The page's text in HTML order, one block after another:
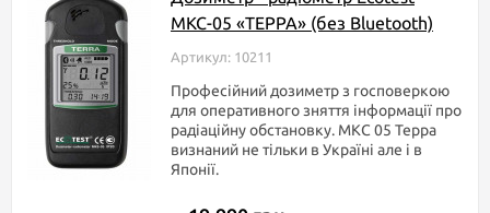
МКС-05 «ТЕРРА» (без Bluetooth)
Артикул: 10211
Професійний дозиметр з госповеркою
для оперативного зняття інформації про
радіаційну обстановку. МКС 05 Терра
визнаний не тільки в Україні але і в
Японії.